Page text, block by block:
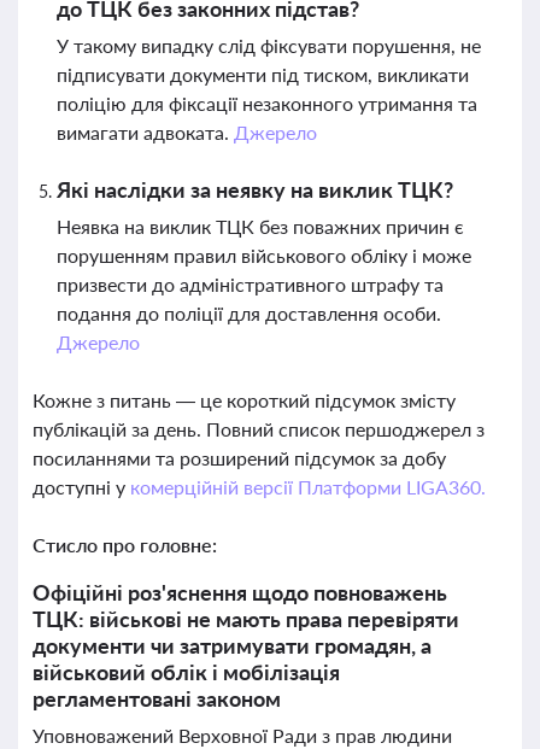
до ТЦК без законних підстав?
У такому випадку слід фіксувати порушення, не
підписувати документи під тиском, викликати
поліцію для фіксації незаконного утримання та
вимагати адвоката. Джерело
Які наслідки за неявку на виклик ТЦК?
Неявка на виклик ТЦК без поважних причин є
порушенням правил військового обліку і може
призвести до адміністративного штрафу та
подання до поліції для доставлення особи.
Джерело
Кожне з питань — це короткий підсумок змісту
публікацій за день. Повний список першоджерел з
посиланнями та розширений підсумок за добу
доступні у комерційній версії Платформи LIGA360.
Стисло про головне:
Офіційні роз'яснення щодо повноважень
ТЦК: військові не мають права перевіряти
документи чи затримувати громадян, а
військовий облік і мобілізація
регламентовані законом
Уповноважений Верховної Ради з прав людини